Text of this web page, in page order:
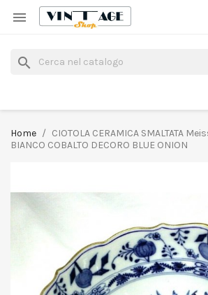

search
Home
CIOTOLA CERAMICA SMALTATA
BIANCO COBALTO DECORO BLUE ONION